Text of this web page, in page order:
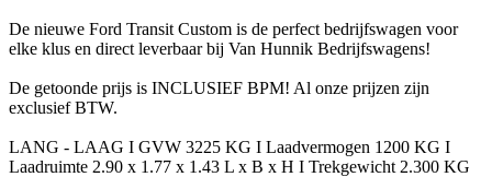
De nieuwe Ford Transit Custom is de perfect bedrijfswagen voor
elke klus en direct leverbaar bij Van Hunnik Bedrijfswagens!
De getoonde prijs is INCLUSIEF BPM! Al onze prijzen zijn
exclusief BTW.
LANG - LAAG I GVW 3225 KG I Laadvermogen 1200 KG I
Laadruimte 2.90 x 1.77 x 1.43 L x B x H I Trekgewicht 2.300 KG